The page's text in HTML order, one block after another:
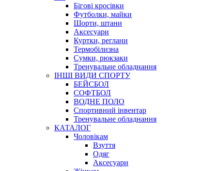
Бігові кросівки
Футболки, майки
Шорти, штани
Аксесуари
Куртки, реглани
Термобілизна
Сумки, рюкзаки
Тренувальне обладнання
ІНШІ ВИДИ СПОРТУ
БЕЙСБОЛ
СОФТБОЛ
ВОДНЕ ПОЛО
Спортивний інвентар
Тренувальне обладнання
КАТАЛОГ
Чоловікам
Взуття
Одяг
Аксесуари